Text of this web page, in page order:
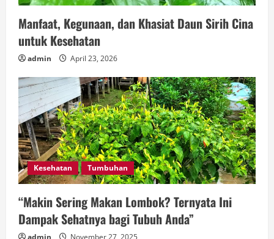
Manfaat, Kegunaan, dan Khasiat Daun Sirih Cina
untuk Kesehatan
admin April 23, 2026
Kesehatan Tumbuhan
“Makin Sering Makan Lombok? Ternyata Ini
Dampak Sehatnya bagi Tubuh Anda”
admin November 27, 2025